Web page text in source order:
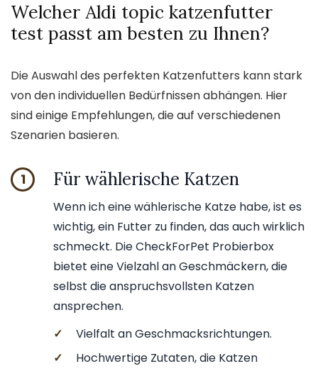
Welcher Aldi topic katzenfutter
test passt am besten zu Ihnen?
Die Auswahl des perfekten Katzenfutters kann stark
von den individuellen Bedürfnissen abhängen. Hier
sind einige Empfehlungen, die auf verschiedenen
Szenarien basieren.
1 Für wählerische Katzen
Wenn ich eine wählerische Katze habe, ist es
wichtig, ein Futter zu finden, das auch wirklich
schmeckt. Die CheckForPet Probierbox
bietet eine Vielzahl an Geschmäckern, die
selbst die anspruchsvollsten Katzen
ansprechen.
✓
Vielfalt an Geschmacksrichtungen.
✓
Hochwertige Zutaten, die Katzen